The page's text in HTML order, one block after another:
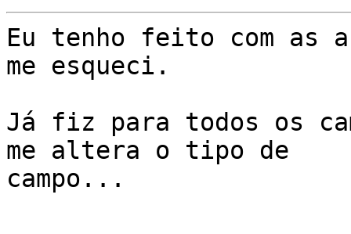
Eu tenho feito com as
me esqueci.
Já fiz para todos os
me altera o tipo de
campo...